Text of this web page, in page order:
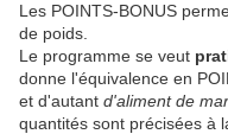
Les POINTS-BONUS
de poids.
Le programme se veut
donne l'équivalence en
et d'autant d'aliment de
quantités sont précisées à